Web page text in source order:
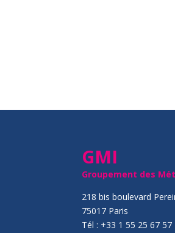
GMI
Groupement des
218 bis boulevard
75017 Paris
Tél : +33 1 55 25 67 57